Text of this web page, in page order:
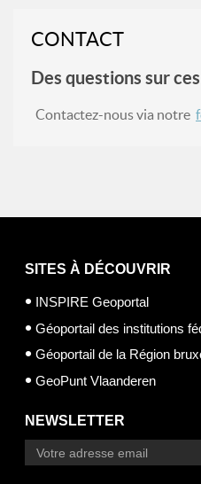
CONTACT
Des questions sur
Contactez-nous via notre
SITES À DÉCOUVRIR
INSPIRE Geoportal
Géoportail des institutions
Géoportail de la Région
GeoPunt Vlaanderen
NEWSLETTER